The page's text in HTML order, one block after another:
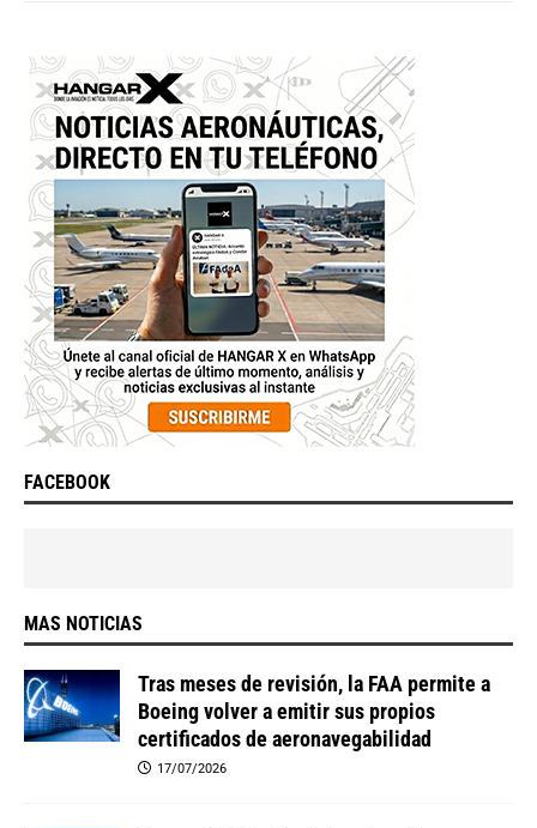
FACEBOOK
MAS NOTICIAS
Tras meses de revisión, la FAA permite a
Boeing volver a emitir sus propios
certificados de aeronavegabilidad
17/07/2026